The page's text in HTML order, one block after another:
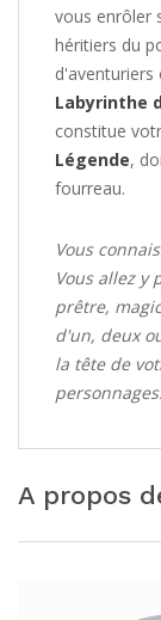
vous enrôler
héritiers du
d'aventuriers
Labyrinthe
constitue
Légende,
fourreau.
Vous
Vous allez y
prêtre,
d'un, deux
la tête de
personnages.
A propos